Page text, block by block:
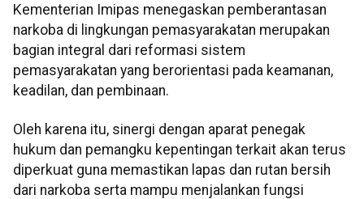
Kementerian Imipas menegaskan pemberantasan
narkoba di lingkungan pemasyarakatan merupakan
bagian integral dari reformasi sistem
pemasyarakatan yang berorientasi pada keamanan,
keadilan, dan pembinaan.
Oleh karena itu, sinergi dengan aparat penegak
hukum dan pemangku kepentingan terkait akan terus
diperkuat guna memastikan lapas dan rutan bersih
dari narkoba serta mampu menjalankan fungsi